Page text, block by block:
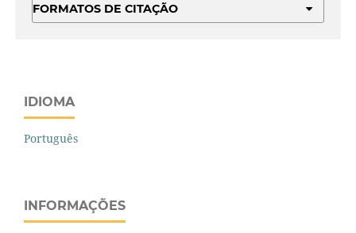
FORMATOS DE CITAÇÃO
IDIOMA
Português
INFORMAÇÕES